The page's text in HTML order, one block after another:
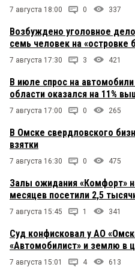
7 августа 18:00 0 337
Возбуждено уголовное
семь человек на «островке
7 августа 17:30 3 421
В июле спрос на
области оказался на 11%
7 августа 17:00 0 265
В Омске свердловского
взятки
7 августа 16:30 0 475
Залы ожидания «Комфорт»
месяцев посетили 2,5
7 августа 15:45 1 341
Суд конфисковал у АО
«Автомобилист» и землю в
7 августа 15:01 4 613